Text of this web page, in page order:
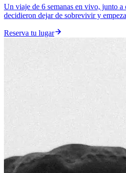
Un viaje de 6 semanas en vivo, junto a
decidieron dejar de sobrevivir y
Reserva tu lugar